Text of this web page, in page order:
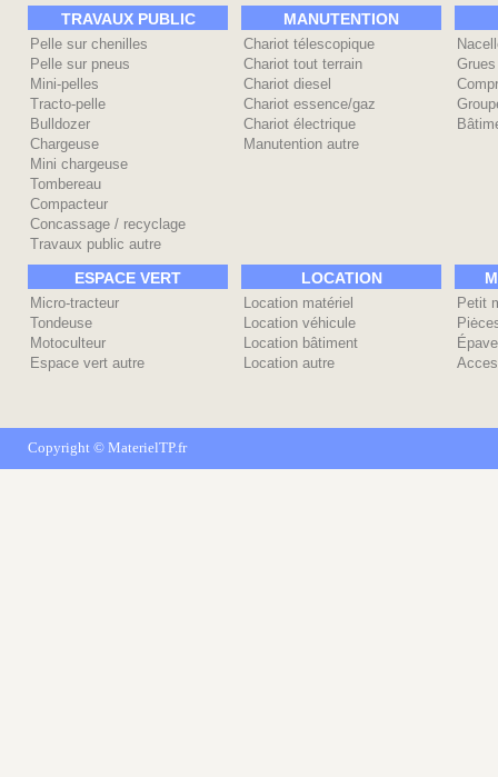
TRAVAUX PUBLIC
Pelle sur chenilles
Pelle sur pneus
Mini-pelles
Tracto-pelle
Bulldozer
Chargeuse
Mini chargeuse
Tombereau
Compacteur
Concassage / recyclage
Travaux public autre
MANUTENTION
Chariot télescopique
Chariot tout terrain
Chariot diesel
Chariot essence/gaz
Chariot électrique
Manutention autre
Grues
ESPACE VERT
Micro-tracteur
Tondeuse
Motoculteur
Espace vert autre
LOCATION
Location matériel
Location véhicule
Location bâtiment
Location autre
Petit
Épave
Copyright © MaterielTP.fr